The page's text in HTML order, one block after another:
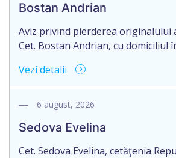
notarul din or. Sîngerei – G.
027).
Bostan Andrian
Aviz privind pierderea originalului
Cet. Bostan Andrian, cu domiciliul
originalului actului notarial:
09.07.2010, eliberat de notarul
decedat la 27.08.2024.
Vezi detalii
6 august, 2026
Sedova Evelina
Cet. Sedova Evelina, cetăţenia